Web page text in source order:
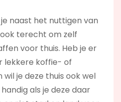
naast het nuttigen van
terecht om zelf
voor thuis. Heb je er
lekkere koffie- of
je deze thuis ook wel
als je deze daar